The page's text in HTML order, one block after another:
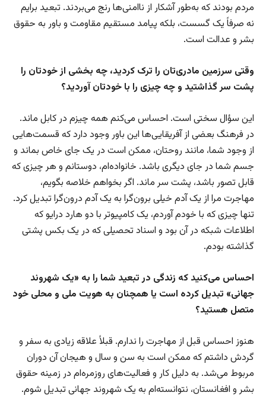
مردم بودند که به‌طور آشکار از ناامنی‌ها رنج می‌بردند. تبعید برایم
نه صرفاً یک گسست، بلکه پیامد مستقیم مقاومت و باور به حقوق
بشر و عدالت است.
وقتی سرزمین مادری‌تان را ترک کردید، چه بخشی از خودتان را
پشت سر گذاشتید و چه چیزی را با خودتان آوردید؟
این سؤال سختی است. احساس می‌کنم همه چیزم در کابل ماند.
در فرهنگ بعضی از آفریقایی‌ها این باور وجود دارد که قسمت‌هایی
از وجود شما، مانند روحتان، ممکن است در یک جای خاص بماند و
جسم شما در جای دیگری باشد. خانواده‌ام، دوستانم و هر چیزی که
قابل تصور باشد، پشت سر ماند. اگر بخواهم خلاصه بگویم،
مهاجرت مرا از یک آدم خیلی برون‌گرا به یک آدم درون‌گرا تبدیل کرد.
تنها چیزی که با خودم آوردم، یک کامپیوتر با دو هارد درایو که
اطلاعات شبکه در آن بود و اسناد تحصیلی که در یک بکس پشتی
گذاشته بودم.
احساس می‌کنید که زندگی در تبعید شما را به «یک شهروند
جهانی» تبدیل کرده است یا همچنان به هویت ملی و محلی خود
متصل هستید؟
هنوز احساس قبل از مهاجرت را ندارم. قبلاً علاقه زیادی به سفر و
گردش داشتم که ممکن است به سن و سال و هیجان آن دوران
مربوط می‌شد. به دلیل کار و فعالیت‌های روزمره‌ام در زمینه حقوق
بشر و افغانستان، نتوانسته‌ام به یک شهروند جهانی تبدیل شوم.